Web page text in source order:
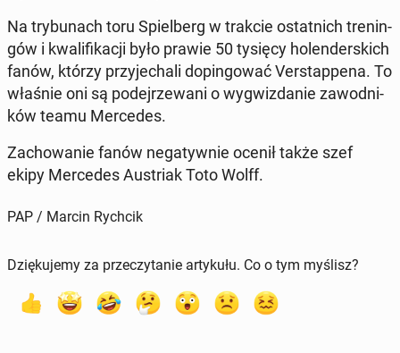
Na try­bu­nach toru Spiel­berg w trakcie ostat­nich tre­nin­
gów i kwa­li­fi­ka­cji było prawie 50 tysięcy ho­len­der­skich
fanów, którzy przy­je­cha­li do­pin­go­wać Ver­stap­pe­na. To
właśnie oni są po­dej­rze­wa­ni o wy­gwiz­da­nie za­wod­ni­
ków teamu Mer­ce­des.
Za­cho­wa­nie fanów ne­ga­tyw­nie ocenił także szef
ekipy Mer­ce­des Au­striak Toto Wolff.
PAP / Marcin Rychcik
Dziękujemy za przeczytanie artykułu. Co o tym myślisz?